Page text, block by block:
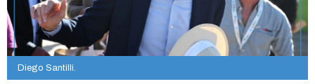
Diego Santilli.